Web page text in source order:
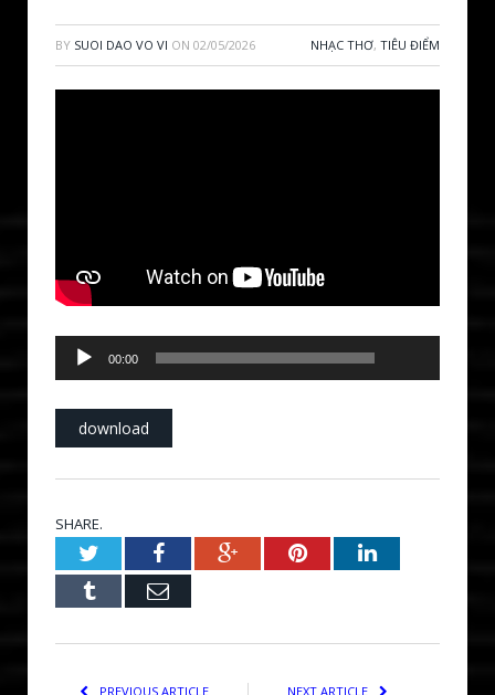
BY SUOI DAO VO VI ON 02/05/2026 NHẠC THƠ, TIÊU ĐIỂM
Audio
Player
00:00
download
SHARE.
TwitterFacebookGoogle+PinterestLinkedIn
Tumblr Email
PREVIOUS ARTICLE NEXT ARTICLE